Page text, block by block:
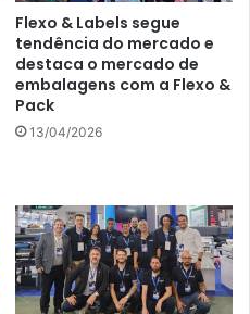
Flexo & Labels segue
tendência do mercado e
destaca o mercado de
embalagens com a Flexo &
Pack
13/04/2026